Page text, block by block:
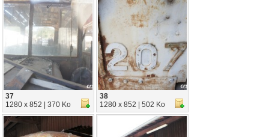
37
1280 x 852 | 370 Ko
38
1280 x 852 | 502 Ko